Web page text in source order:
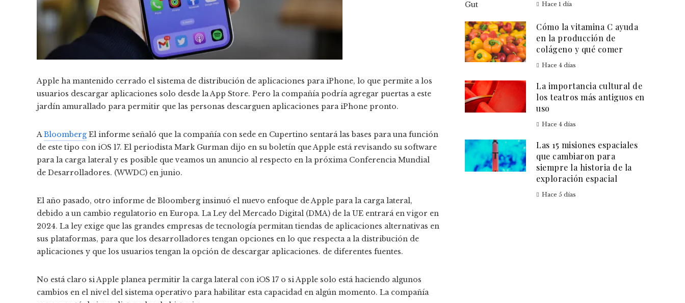
Apple ha mantenido cerrado el sistema de distribución de aplicaciones para iPhone, lo que permite a los
usuarios descargar aplicaciones solo desde la App Store. Pero la compañía podría agregar puertas a este
jardín amurallado para permitir que las personas descarguen aplicaciones para iPhone pronto.
ABloomberg El informe señaló que la compañía con sede en Cupertino sentará las bases para una función
de este tipo con iOS 17. El periodista Mark Gurman dijo en su boletín que Apple está revisando su software
para la carga lateral y es posible que veamos un anuncio al respecto en la próxima Conferencia Mundial
de Desarrolladores. (WWDC) en junio.
El año pasado, otro informe de Bloomberg insinuó el nuevo enfoque de Apple para la carga lateral,
debido a un cambio regulatorio en Europa. La Ley del Mercado Digital (DMA) de la UE entrará en vigor en
2024. La ley exige que las grandes empresas de tecnología permitan tiendas de aplicaciones alternativas en
sus plataformas, para que los desarrolladores tengan opciones en lo que respecta a la distribución de
aplicaciones y que los usuarios tengan la opción de descargar aplicaciones. de diferentes fuentes.
No está claro si Apple planea permitir la carga lateral con iOS 17 o si Apple solo está haciendo algunos
cambios en el nivel del sistema operativo para habilitar esta capacidad en algún momento. La compañía
Hace 1 día
Cómo la vitamina C ayuda
en la producción de
colágeno y qué comer
Hace 4 días
La importancia cultural de
los teatros más antiguos en
uso
Hace 4 días
Las 15 misiones espaciales
que cambiaron para
siempre la historia de la
exploración espacial
Hace 5 días